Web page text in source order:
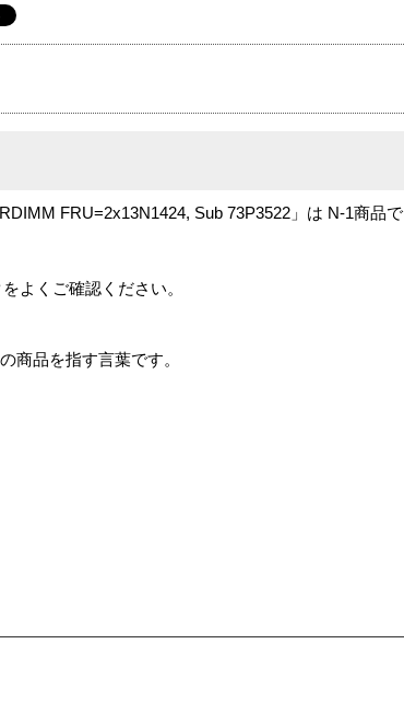
FRU=2x13N1424, Sub 73P3522」は N-1商品で
よくご確認ください。
商品を指す言葉です。